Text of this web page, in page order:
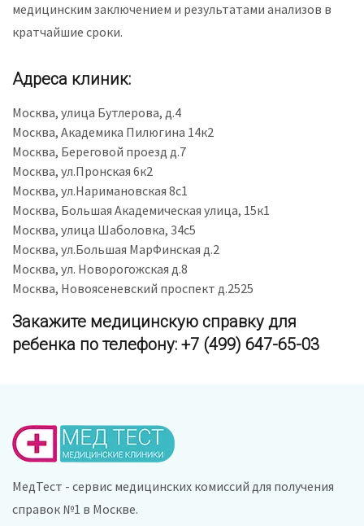
медицинским заключением и результатами анализов в
кратчайшие сроки.
Адреса клиник:
Москва, улица Бутлерова, д.4
Москва, Академика Пилюгина 14к2
Москва, Береговой проезд д.7
Москва, ул.Пронская 6к2
Москва, ул.Наримановская 8с1
Москва, Большая Академическая улица, 15к1
Москва, улица Шаболовка, 34с5
Москва, ул.Большая МарФинская д.2
Москва, ул. Новорогожская д.8
Москва, Новоясеневский проспект д.2525
Закажите медицинскую справку для
ребенка по телефону: +7 (499) 647-65-03
МедТест - сервис медицинских комиссий для получения
справок №1 в Москве.